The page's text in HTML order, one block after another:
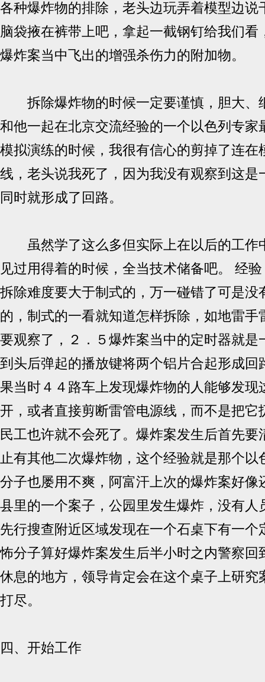
各种爆炸物的排除，老头边玩弄着模型边说
脑袋掖在裤带上吧，拿起一截钢钉给我们看
爆炸案当中飞出的增强杀伤力的附加物。
拆除爆炸物的时候一定要谨慎，胆大、
和他一起在北京交流经验的一个以色列专家
模拟演练的时候，我很有信心的剪掉了连在
线，老头说我死了，因为我没有观察到这是
同时就形成了回路。
虽然学了这么多但实际上在以后的工作
见过用得着的时候，全当技术储备吧。 经
拆除难度要大于制式的，万一碰错了可是没
的，制式的一看就知道怎样拆除，如地雷手
要观察了，２．５爆炸案当中的定时器就是
到头后弹起的播放键将两个铝片合起形成回
果当时４４路车上发现爆炸物的人能够发现
开，或者直接剪断雷管电源线，而不是把它
民工也许就不会死了。爆炸案发生后首先要
止有其他二次爆炸物，这个经验就是那个以
分子也屡用不爽，阿富汗上次的爆炸案好像
县里的一个案子，公园里发生爆炸，没有人
先行搜查附近区域发现在一个石桌下有一个
怖分子算好爆炸案发生后半小时之内警察回
休息的地方，领导肯定会在这个桌子上研究
打尽。
四、开始工作